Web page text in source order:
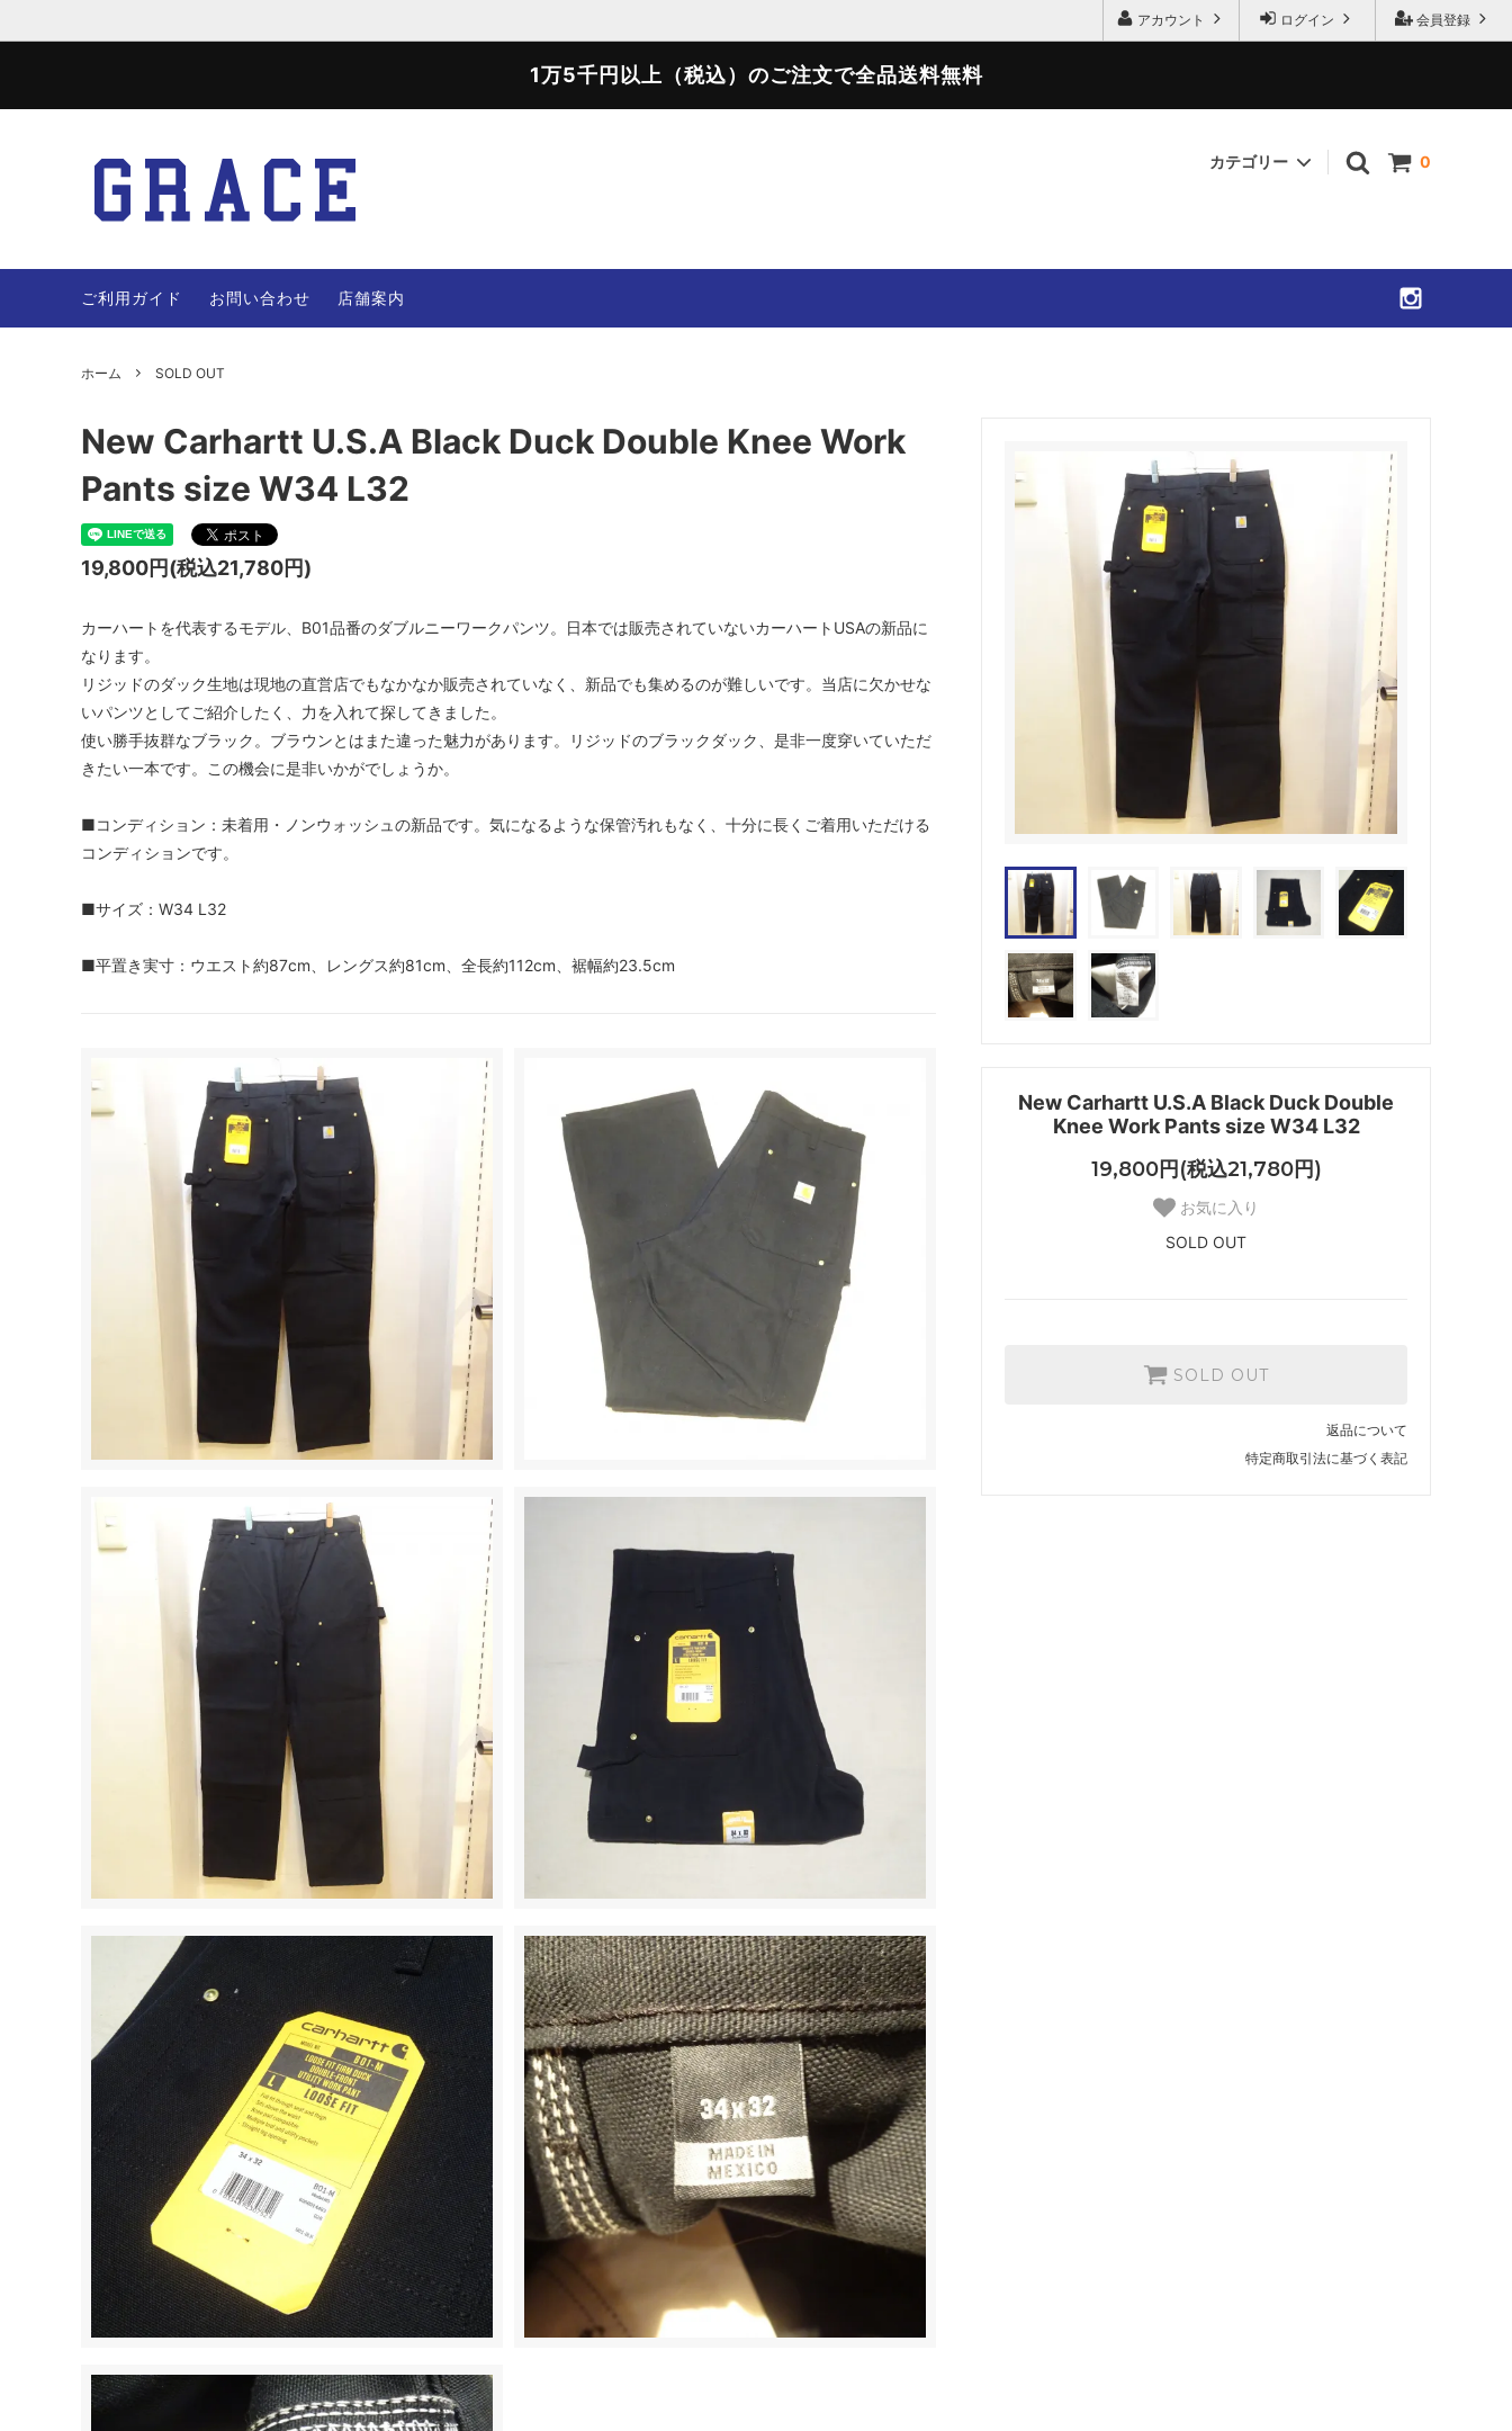
会員登録
ログイン
アカウント
1万5千円以上（税込）のご注文で全品送料無料
0
カテゴリー
OTHERS BAG SHOES SOLD OUT
ご利用ガイド お問い合わせ 店舗案内
ホーム SOLD OUT
New Carhartt U.S.A Black Duck Double
Knee Work Pants size W34 L32
19,800円(税込21,780円)
お気に入り
SOLD OUT
SOLD OUT
返品について
特定商取引法に基づく表記
New Carhartt U.S.A Black Duck Double Knee Work
Pants size W34 L32
19,800円(税込21,780円)
カーハートを代表するモデル、B01品番のダブルニーワークパンツ。日本では販売されていないカーハートUSAの新品に
なります。
リジッドのダック生地は現地の直営店でもなかなか販売されていなく、新品でも集めるのが難しいです。当店に欠かせな
いパンツとしてご紹介したく、力を入れて探してきました。
使い勝手抜群なブラック。ブラウンとはまた違った魅力があります。リジッドのブラックダック、是非一度穿いていただ
きたい一本です。この機会に是非いかがでしょうか。
■コンディション：未着用・ノンウォッシュの新品です。気になるような保管汚れもなく、十分に長くご着用いただける
コンディションです。
■サイズ：W34 L32
■平置き実寸：ウエスト約87cm、レングス約81cm、全長約112cm、裾幅約23.5cm